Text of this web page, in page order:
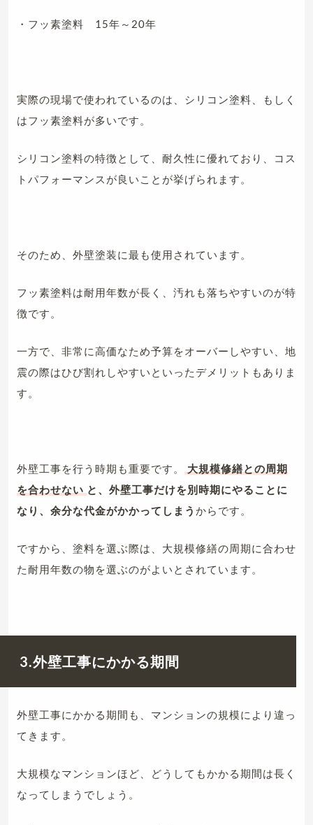
・フッ素塗料 15年～20年
実際の現場で使われているのは、シリコン塗料、もしく
はフッ素塗料が多いです。
シリコン塗料の特徴として、耐久性に優れており、コス
トパフォーマンスが良いことが挙げられます。
そのため、外壁塗装に最も使用されています。
フッ素塗料は耐用年数が長く、汚れも落ちやすいのが特
徴です。
一方で、非常に高価なため予算をオーバーしやすい、地
震の際はひび割れしやすいといったデメリットもありま
す。
外壁工事を行う時期も重要です。
大規模修繕との周期
を合わせない と、外壁工事だけを別時期にやることに
なり、余分な代金がかかってしまう からです。
ですから、塗料を選ぶ際は、大規模修繕の周期に合わせ
た耐用年数の物を選ぶのがよいとされています。
3.外壁工事にかかる期間
外壁工事にかかる期間も、マンションの規模により違っ
てきます。
大規模なマンションほど、どうしてもかかる期間は長く
なってしまうでしょう。